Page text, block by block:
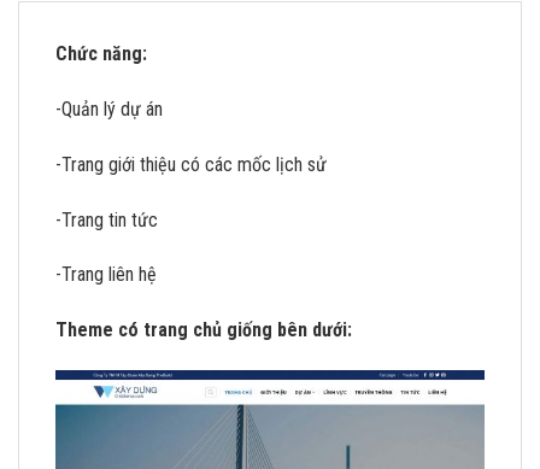
Chức năng:
-Quản lý dự án
-Trang giới thiệu có các mốc lịch sử
-Trang tin tức
-Trang liên hệ
Theme có trang chủ giống bên dưới: